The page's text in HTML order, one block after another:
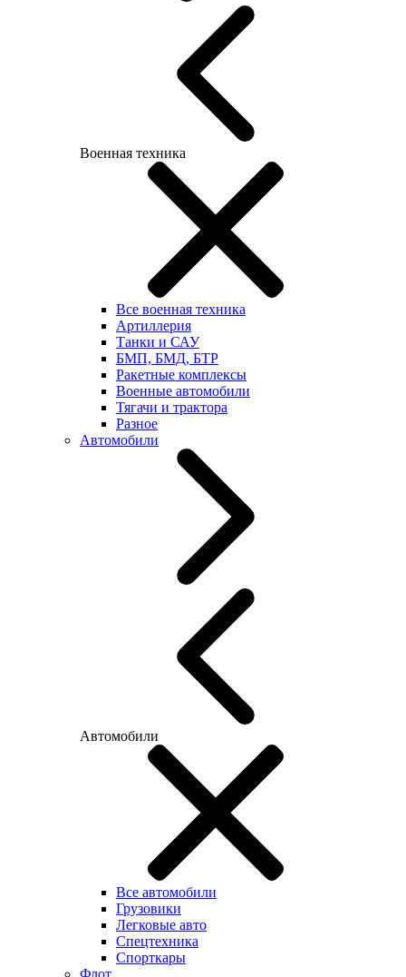
Военная техника
Все военная техника
Артиллерия
Танки и САУ
БМП, БМД, БТР
Ракетные комплексы
Военные автомобили
Тягачи и трактора
Разное
Автомобили
Автомобили
Все автомобили
Грузовики
Легковые авто
Спецтехника
Спорткары
Флот